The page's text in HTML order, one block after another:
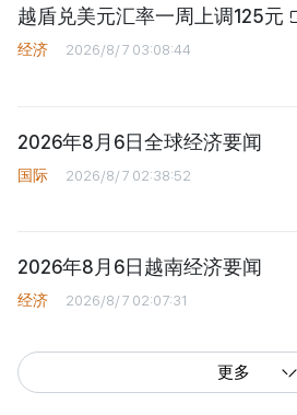
越盾兑美元汇率一周上调125元
经济 2026/8/7 03:08:44
2026年8月6日全球经济要闻
国际 2026/8/7 02:38:52
2026年8月6日越南经济要闻
经济 2026/8/7 02:07:31
更多